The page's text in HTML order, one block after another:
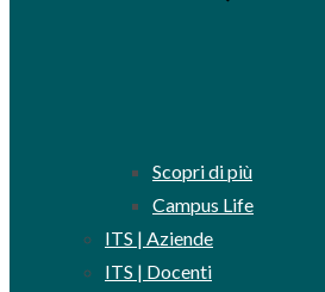
Scopri di più
Campus Life
ITS | Aziende
ITS | Docenti